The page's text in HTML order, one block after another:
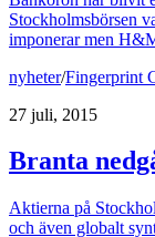
Stockholmsbörsen
imponerar men
nyheter/Fingerprint
27 juli, 2015
Branta
Aktierna på
och även globalt